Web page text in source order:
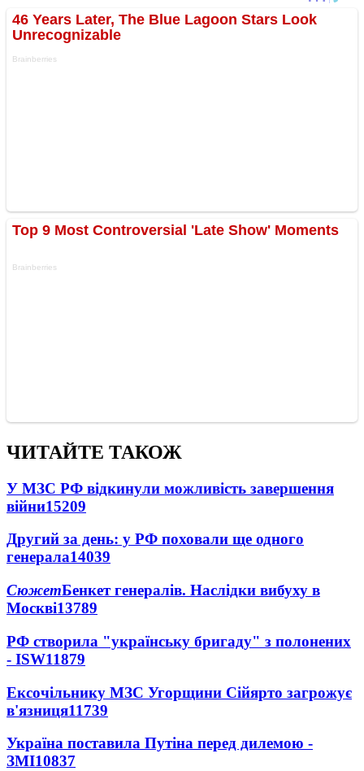
ЧИТАЙТЕ ТАКОЖ
У МЗС РФ відкинули можливість завершення
війни15209
Другий за день: у РФ поховали ще одного
генерала14039
СюжетБенкет генералів. Наслідки вибуху в
Москві13789
РФ створила "українську бригаду" з полонених
- ISW11879
Ексочільнику МЗС Угорщини Сійярто загрожує
в'язниця11739
Україна поставила Путіна перед дилемою -
ЗМІ10837